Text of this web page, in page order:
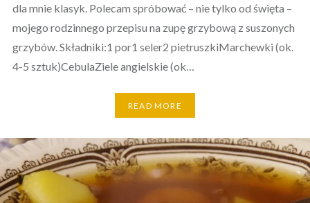
dla mnie klasyk. Polecam spróbować – nie tylko od święta –
mojego rodzinnego przepisu na zupę grzybową z suszonych
grzybów. Składniki:1 por1 seler2 pietruszkiMarchewki (ok.
4-5 sztuk)CebulaZiele angielskie (ok…
READ MORE